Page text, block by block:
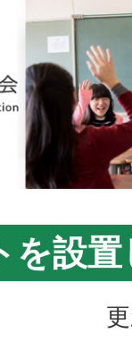
を設